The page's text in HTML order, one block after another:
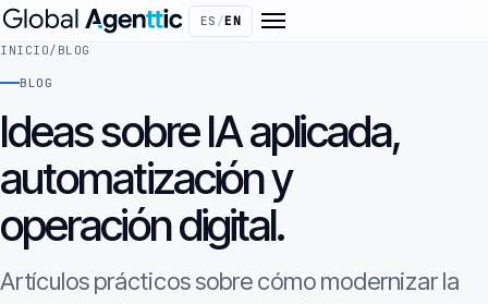
ES /EN
INICIO/ BLOG
BLOG
Ideas sobre IA aplicada,
automatización y
operación digital.
Artículos prácticos sobre cómo modernizar la